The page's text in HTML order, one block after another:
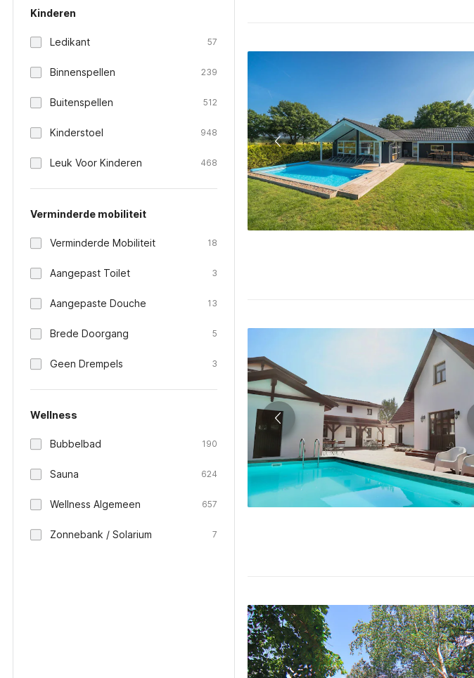
Kinderen
Ledikant 57
Binnenspellen 239
Buitenspellen 512
Kinderstoel 948
Leuk Voor Kinderen 468
Verminderde mobiliteit
Verminderde Mobiliteit 18
Aangepast Toilet 3
Aangepaste Douche 13
Brede Doorgang 5
Geen Drempels 3
Wellness
Bubbelbad 190
Sauna 624
Wellness Algemeen 657
Zonnebank / Solarium 7